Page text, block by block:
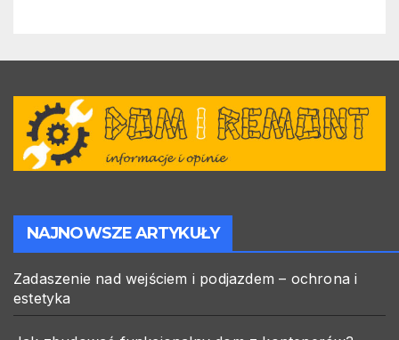
NAJNOWSZE ARTYKUŁY
Zadaszenie nad wejściem i podjazdem – ochrona i
estetyka